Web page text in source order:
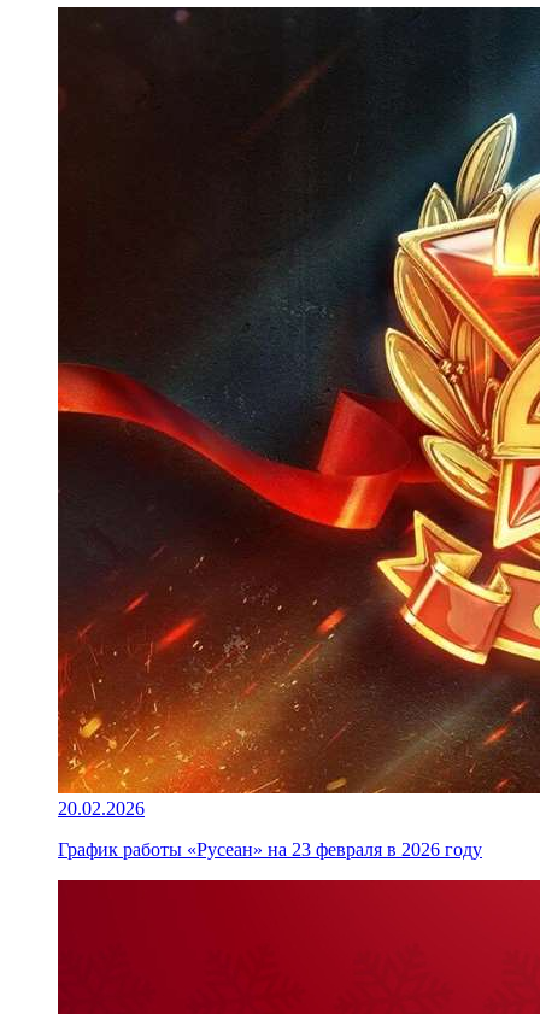
20.02.2026
График работы «Русеан» на 23 февраля в 2026 году